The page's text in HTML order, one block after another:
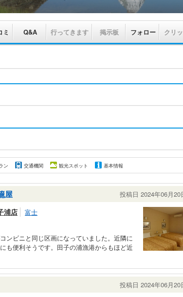
ミ Q&A 行ってきます 掲示板 フォロー クリ
ン 交通機関 観光スポット 基本情報
屋 投稿日 2024年06月20
浦店 富士
ンビニと同じ区画になっていました。近隣に
も便利そうです。田子の浦漁港からもほど近
投稿日 2024年06月20